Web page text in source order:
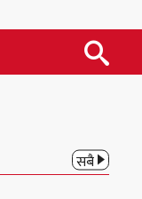
सबै